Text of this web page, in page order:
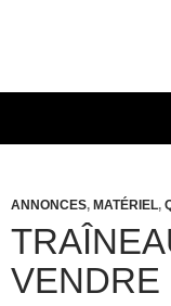
ANNONCES, MATÉRIEL,
VENDRE